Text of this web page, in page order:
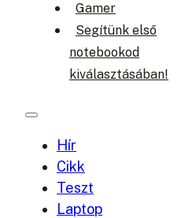
Gamer
Segítünk első
notebookod
kiválasztásában!
Hír
Cikk
Teszt
Laptop